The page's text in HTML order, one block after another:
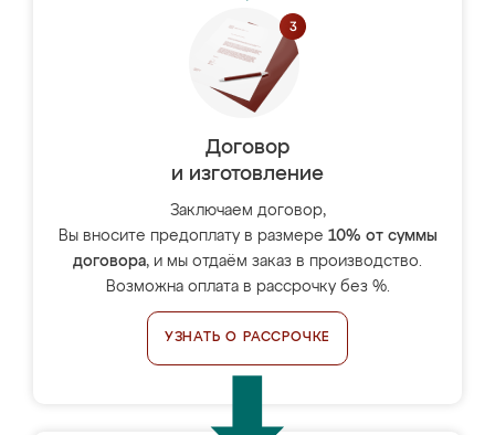
Договор
и изготовление
Заключаем договор,
Вы вносите предоплату в размере 10% от суммы
договора, и мы отдаём заказ в производство.
Возможна оплата в рассрочку без %.
УЗНАТЬ О РАССРОЧКЕ